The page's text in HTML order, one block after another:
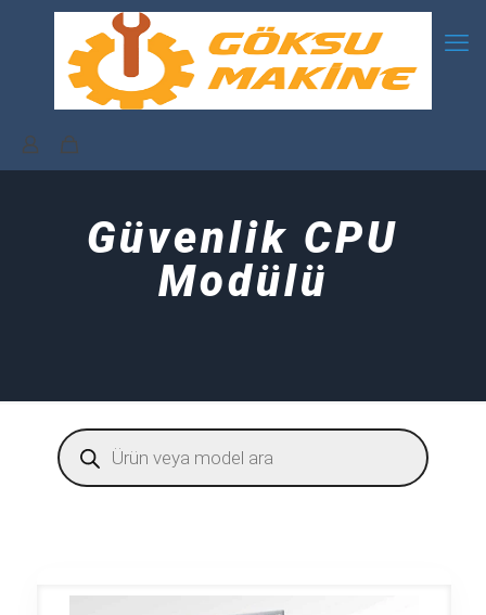
Güvenlik CPU
Modülü
Products
search